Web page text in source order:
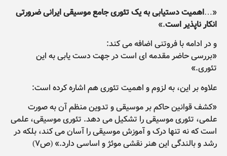
«…اهمیت دستیابی به یک تئوری جامع موسیقی ایرانی ضرورتی
انکار ناپذیر است.»
و در ادامه با فروتنی اضافه می کند:
«بررسی حاضر مقدمه ای است در جهت دست یابی به این
تئوری.»
علاوه بر این، به لزوم و اهمیت تئوری هم اشاره کرده است:
«کشف قوانین حاکم بر موسیقی و تدوین منظم آن به صورت
علمی، تئوری موسیقی را تشکیل می دهد. تئوری موسیقی، علمی
است که نه تنها درک و آموزش موسیقی را آسان می کند، بلکه در
رشد و بالندگی این هنر نقشی موئژ و اساسی دارد.» (ص۷)